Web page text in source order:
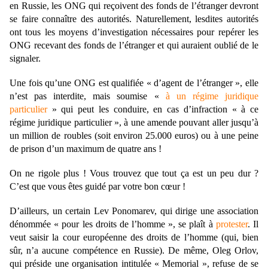
en Russie, les ONG qui reçoivent des fonds de l’étranger devront
se faire connaître des autorités. Naturellement, lesdites autorités
ont tous les moyens d’investigation nécessaires pour repérer les
ONG recevant des fonds de l’étranger et qui auraient oublié de le
signaler.
Une fois qu’une ONG est qualifiée « d’agent de l’étranger », elle
n’est pas interdite, mais soumise « à un régime juridique
particulier» qui peut les conduire, en cas d’infraction « à ce
régime juridique particulier », à une amende pouvant aller jusqu’à
un million de roubles (soit environ 25.000 euros) ou à une peine
de prison d’un maximum de quatre ans !
On ne rigole plus ! Vous trouvez que tout ça est un peu dur ?
C’est que vous êtes guidé par votre bon cœur !
D’ailleurs, un certain Lev Ponomarev, qui dirige une association
dénommée « pour les droits de l’homme », se plaît à protester. Il
veut saisir la cour européenne des droits de l’homme (qui, bien
sûr, n’a aucune compétence en Russie). De même, Oleg Orlov,
qui préside une organisation intitulée « Memorial », refuse de se